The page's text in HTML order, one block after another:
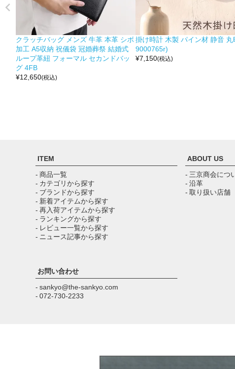
クラッチバッグ メンズ 牛革 本革 シボ
加工 A5収納 祝儀袋 冠婚葬祭 結婚式
ループ革紐 フォーマル セカンドバッ
グ 4FB
¥12,650(税込)
掛け時計 木製 パイン材 静音 丸
9000765r)
¥7,150(税込)
ITEM
- 商品一覧
- カテゴリから探す
- ブランドから探す
- 新着アイテムから探す
- 再入荷アイテムから探す
- ランキングから探す
- レビュー一覧から探す
- ニュース記事から探す
ABOUT US
- 三京商会につ
- 沿革
- 取り扱い店舗
お問い合わせ
- sankyo@the-sankyo.com
- 072-730-2233